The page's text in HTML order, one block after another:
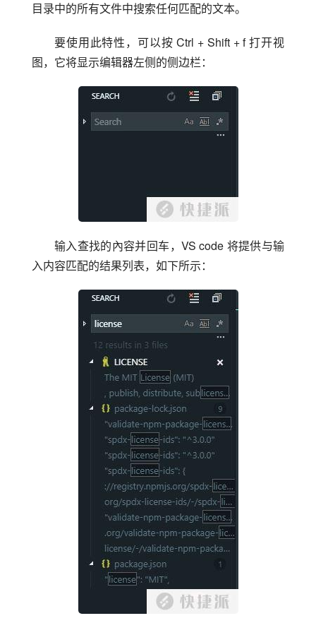
目录中的所有文件中搜索任何匹配的文本。
要使用此特性，可以按 Ctrl + Shift + f 打开视
图，它将显示编辑器左侧的侧边栏：
输入查找的內容并回车，VS code 将提供与输
入内容匹配的结果列表，如下所示：